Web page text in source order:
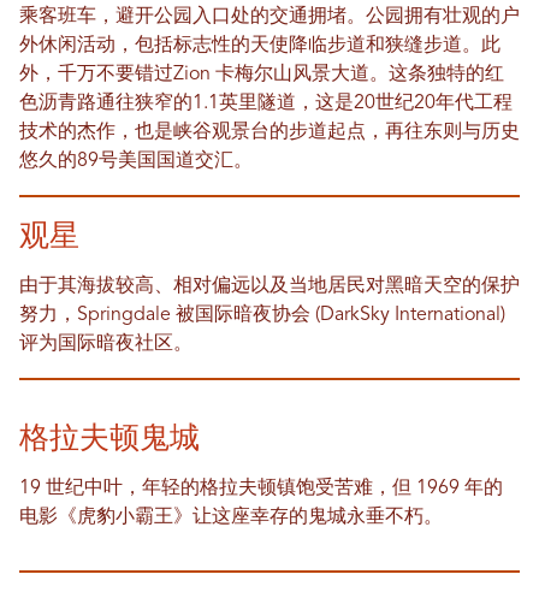
乘客班车，避开公园入口处的交通拥堵。公园拥有壮观的户
外休闲活动，包括标志性的天使降临步道和狭缝步道。此
外，千万不要错过Zion 卡梅尔山风景大道。这条独特的红
色沥青路通往狭窄的1.1英里隧道，这是20世纪20年代工程
技术的杰作，也是峡谷观景台的步道起点，再往东则与历史
悠久的89号美国国道交汇。
观星
由于其海拔较高、相对偏远以及当地居民对黑暗天空的保护
努力，Springdale 被国际暗夜协会 (DarkSky International)
评为国际暗夜社区。
格拉夫顿鬼城
19 世纪中叶，年轻的格拉夫顿镇饱受苦难，但 1969 年的
电影《虎豹小霸王》让这座幸存的鬼城永垂不朽。